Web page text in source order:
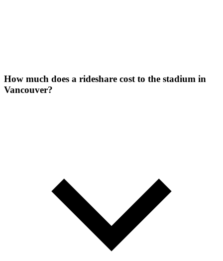
How much does a rideshare cost to the stadium in
Vancouver?